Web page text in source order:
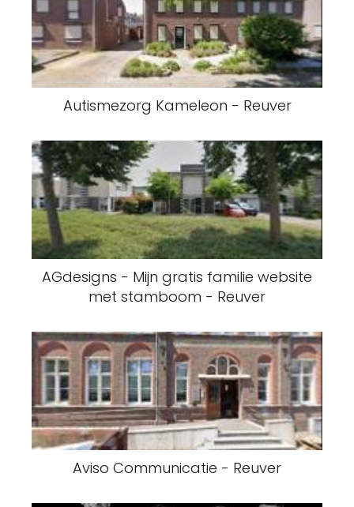
Autismezorg Kameleon - Reuver
AGdesigns - Mijn gratis familie website
met stamboom - Reuver
Aviso Communicatie - Reuver